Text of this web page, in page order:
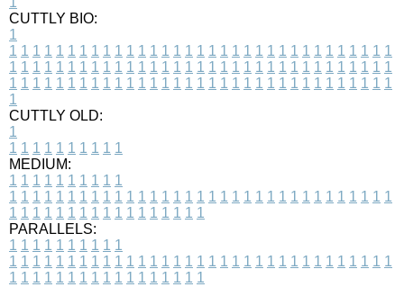
CUTTLY BIO:
1
1 1 1 1 1 1 1 1 1 1 1 1 1 1 1 1 1 1 1 1 1 1 1 1 1 1 1 1 1 1 1 1 1
1 1 1 1 1 1 1 1 1 1 1 1 1 1 1 1 1 1 1 1 1 1 1 1 1 1 1 1 1 1 1 1 1
1 1 1 1 1 1 1 1 1 1 1 1 1 1 1 1 1 1 1 1 1 1 1 1 1 1 1 1 1 1 1 1 1
1
CUTTLY OLD:
1
1 1 1 1 1 1 1 1 1 1
MEDIUM:
1 1 1 1 1 1 1 1 1 1
1 1 1 1 1 1 1 1 1 1 1 1 1 1 1 1 1 1 1 1 1 1 1 1 1 1 1 1 1 1 1 1 1
1 1 1 1 1 1 1 1 1 1 1 1 1 1 1 1 1
PARALLELS:
1 1 1 1 1 1 1 1 1 1
1 1 1 1 1 1 1 1 1 1 1 1 1 1 1 1 1 1 1 1 1 1 1 1 1 1 1 1 1 1 1 1 1
1 1 1 1 1 1 1 1 1 1 1 1 1 1 1 1 1